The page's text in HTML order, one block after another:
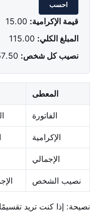
احسب
قيمة الإكرامية:
المبلغ الكلي:
نصيب كل شخص:
المعطى
الفاتورة
الإكرامية
الإجمالي
نصيب الشخص
نصيحة: إذا كنت تريد